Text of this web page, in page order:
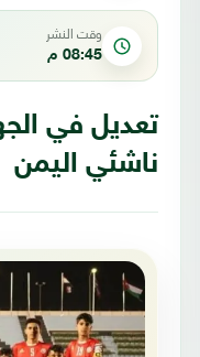
وقت النشر
08:45 م
تعديل في
ناشئي اليمن